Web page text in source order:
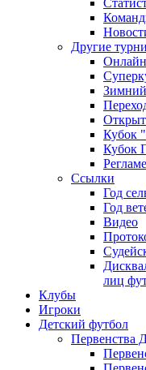
Другие
Кубок
Кубок
Ссылки
Год
Год
Видео
лиц
Клубы
Игроки
Детский футбол